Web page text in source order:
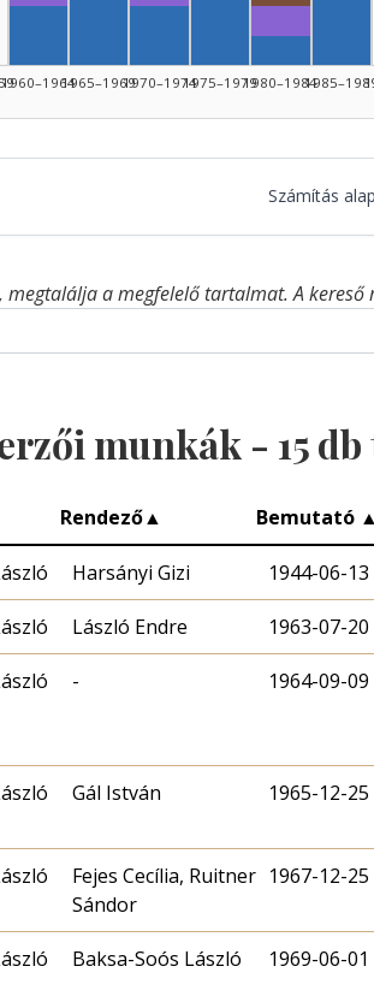
1960–1964
Szerző, 1965–1969: 3
1965–19691970–1974
Szerző,
1975–1979
Szerző,
Fordító,
1980–1984
Számítás
megtalálja a megfelelő tartalmat. A
munkák - 15
Rendező▲ Bemutató ▲
Harsányi Gizi 1944-06-13
László Endre 1963-07-20
- 1964-09-09
Gál István 1965-12-25
Fejes Cecília, Ruitner
Sándor
1967-12-25
Baksa-Soós László 1969-06-01